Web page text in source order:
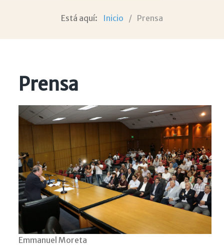
Está aquí: Inicio Prensa
Prensa
Emmanuel Moreta